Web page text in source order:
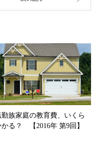
勤族家庭の教育費、いくら
かる？ 【2016年 第9回】